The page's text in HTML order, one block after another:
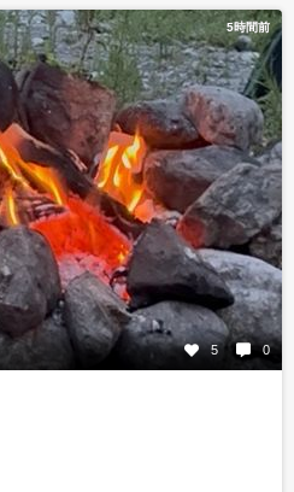
5時間前
5 0